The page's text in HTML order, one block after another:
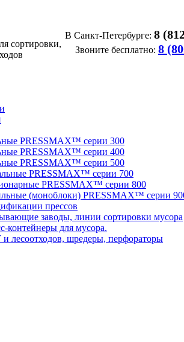
сортировки,
В Санкт-Петербурге: 8
Звоните бесплатно: 8
PRESSMAX™ серии 300
PRESSMAX™ серии 400
PRESSMAX™ серии 500
PRESSMAX™ серии 700
PRESSMAX™ серии 800
(моноблоки) PRESSMAX™ серии
прессов
заводы, линии сортировки мусора
контейнеры для мусора.
лесоотходов, шредеры, перфораторы